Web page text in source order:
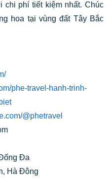
chi phí tiết kiệm nhất. Chúc
hoa tại vùng đất Tây Bắc
phe-travel-hanh-trinh-
@phetravel
Đa
Hà Đông